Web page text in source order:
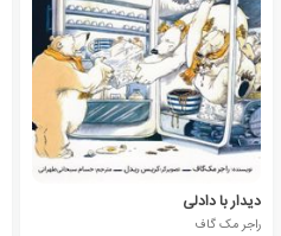
دیدار با دادلی
راجر مک گاف